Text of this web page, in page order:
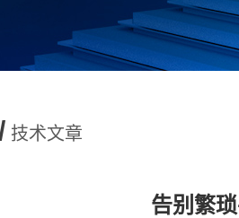
技术文章
告别繁